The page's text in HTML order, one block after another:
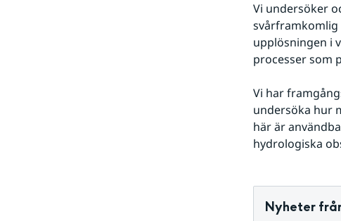
Vi undersöker
svårframkomlig
upplösningen i
processer som
Vi har
undersöka hur
här är
hydrologiska
Nyheter